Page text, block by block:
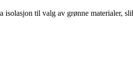
til valg av grønne materialer,